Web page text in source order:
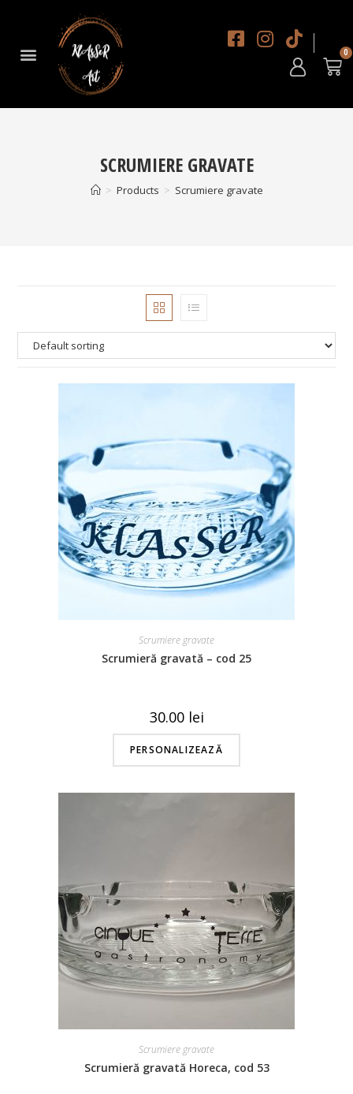
SCRUMIERE GRAVATE
> Products > Scrumiere gravate
Scrumiere gravate
Scrumieră gravată – cod 25
30.00 lei
PERSONALIZEAZĂ
Scrumiere gravate
Scrumieră gravată Horeca, cod 53